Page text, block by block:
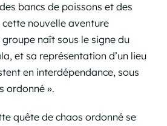
bancs de poissons et des
cette nouvelle aventure
naît sous le signe du
et sa représentation d’un lieu
en interdépendance, sous
ordonné ».
quête de chaos ordonné se